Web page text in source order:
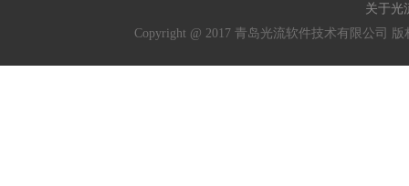
关于光
Copyright @ 2017 青岛光流软件技术有限公司